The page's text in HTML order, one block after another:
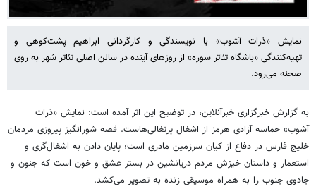
نمایش «ذرات آشوب» با نویسندگی و کارگردانی ابراهیم پشت‌کوهی و
تهیه‌کنندگی «باشگاه تئاتر سوره» از روزهای آینده در سالن اصلی تئاتر شهر به روی
صحنه می‌رود.
به گزارش خبرگزاری خبرآنلاین، در توضیح این اثر آمده است: نمایش «ذرات
آشوب» حماسه آزادی هرمز از اشغال پرتغالی‌هاست. قصه شورانگیز پیروزی مردمان
خلیج فارس در دفاع از کیان سرزمین مادری است؛ پایان دادن به اشغال‌گری و
استعمار و داستان خیزش مردم دریانشین در بستر عشق و خون است که جنون و
جادوی جنوب را به همراه موسیقی زنده به تصویر می‌کشد.